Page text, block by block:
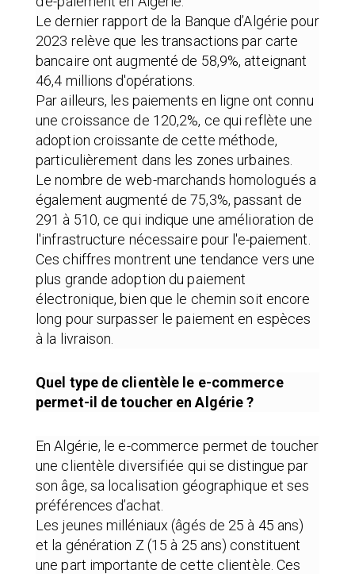
Le dernier rapport de la Banque d’Algérie pour
2023 relève que les transactions par carte
bancaire ont augmenté de 58,9%, atteignant
46,4 millions d'opérations.
Par ailleurs, les paiements en ligne ont connu
une croissance de 120,2%, ce qui reflète une
adoption croissante de cette méthode,
particulièrement dans les zones urbaines.
Le nombre de web-marchands homologués a
également augmenté de 75,3%, passant de
291 à 510, ce qui indique une amélioration de
l'infrastructure nécessaire pour l'e-paiement.
Ces chiffres montrent une tendance vers une
plus grande adoption du paiement
électronique, bien que le chemin soit encore
long pour surpasser le paiement en espèces
à la livraison.
Quel type de clientèle le e-commerce
permet-il de toucher en Algérie ?
En Algérie, le e-commerce permet de toucher
une clientèle diversifiée qui se distingue par
son âge, sa localisation géographique et ses
préférences d’achat.
Les jeunes milléniaux (âgés de 25 à 45 ans)
et la génération Z (15 à 25 ans) constituent
une part importante de cette clientèle. Ces